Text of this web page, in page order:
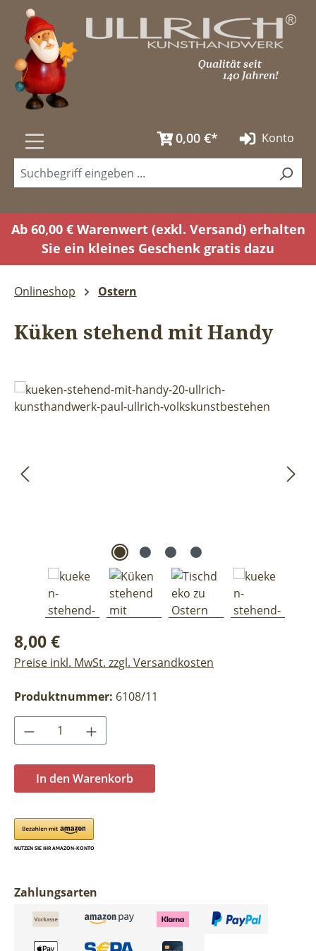
Zum Hauptinhalt springen
0,00 €* Konto
Ab 60,00 € Warenwert (exkl. Versand) erhalten
Sie ein kleines Geschenk gratis dazu
Onlineshop Ostern
Küken stehend mit Handy
Bildergalerie überspringen
Regulärer Preis:
8,00 €
Preise inkl. MwSt. zzgl. Versandkosten
Produktnummer: 6108/11
Produkt Anzahl: Gib den gewünschten
In den Warenkorb
Zahlungsarten